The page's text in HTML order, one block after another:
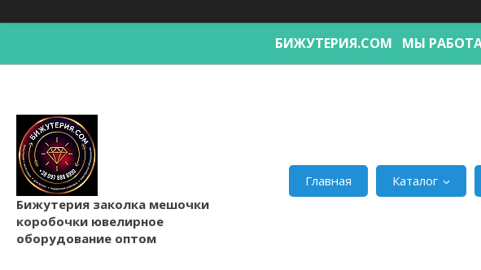
БИЖУТЕРИЯ.COM МЫ
Бижутерия заколка мешочки
коробочки ювелирное
оборудование оптом
Главная Каталог